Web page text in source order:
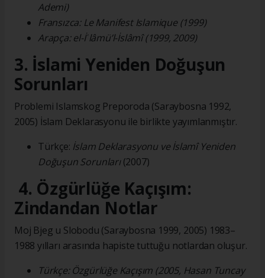
Ademi)
Fransızca: Le Manifest Islamique (1999)
Arapça: el-İʿlâmü’l-İslâmî (1999, 2009)
3. İslami Yeniden Doğuşun
Sorunları
Problemi Islamskog Preporoda (Saraybosna 1992,
2005) İslam Deklarasyonu ile birlikte yayımlanmıştır.
Türkçe: İslam Deklarasyonu ve İslamî Yeniden
Doğuşun Sorunları(2007)
4. Özgürlüğe Kaçışım:
Zindandan Notlar
Moj Bjeg u Slobodu (Saraybosna 1999, 2005) 1983–
1988 yılları arasında hapiste tuttuğu notlardan oluşur.
Türkçe: Özgürlüğe Kaçışım (2005, Hasan Tuncay